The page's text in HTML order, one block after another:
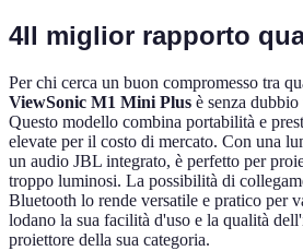
4Il miglior rapporto
Per chi cerca un buon compromesso tra
ViewSonic M1 Mini Plus è senza
Questo modello combina portabilità e
elevate per il costo di mercato. Con una
un audio JBL integrato, è perfetto per
troppo luminosi. La possibilità di
Bluetooth lo rende versatile e pratico per
lodano la sua facilità d'uso e la qualità
proiettore della sua categoria.